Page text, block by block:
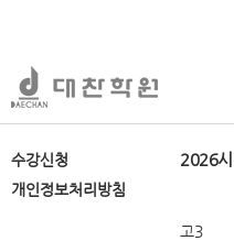
수강신청
개인정보처리방침
2026시
고3